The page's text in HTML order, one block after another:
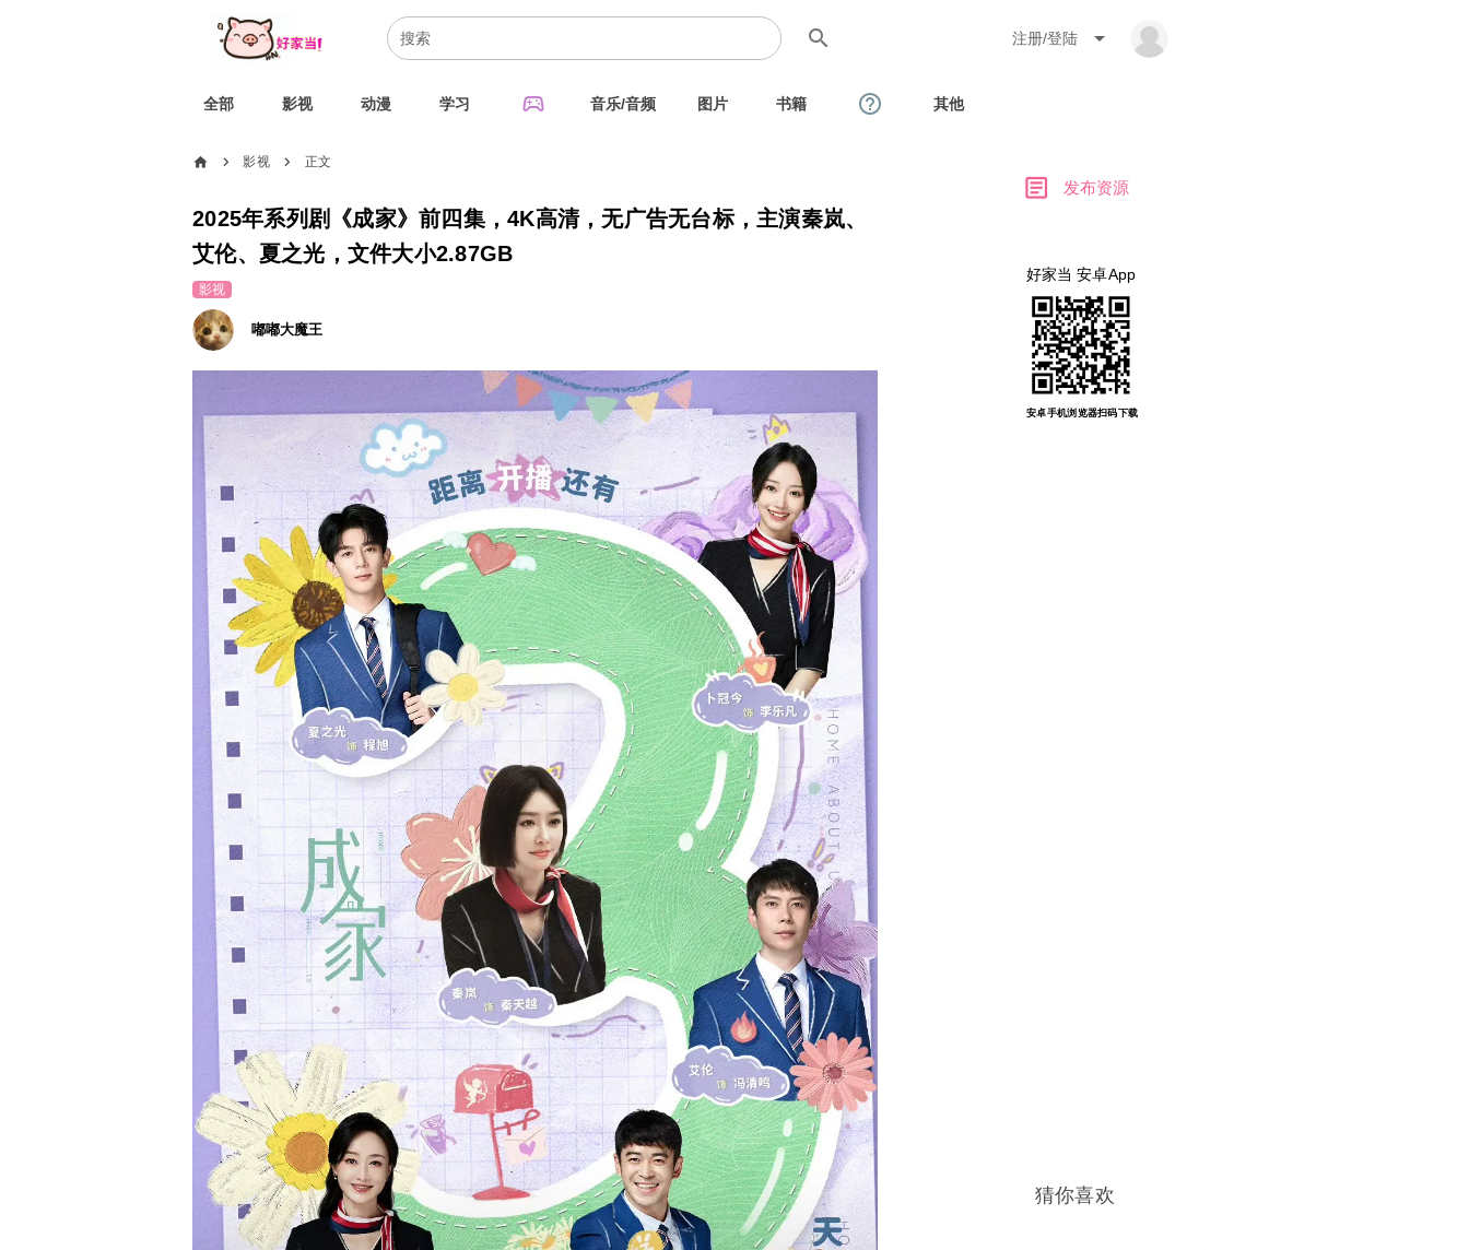
search 注册/登陆 arrow_drop_down
全部 影视 动漫 学习 sports_esports 音乐/音频 图片 书籍 help_outline 其他
home chevron_right 影视 chevron_right 正文
2025年系列剧《成家》前四集，4K高清，无广告无台标，主演秦岚、
艾伦、夏之光，文件大小2.87GB
影视
嘟嘟大魔王
article 发布资源
好家当 安卓App
安卓手机浏览器扫码下载
猜你喜欢